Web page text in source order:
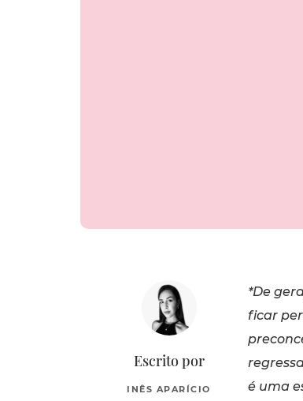
Escrito por
INÊS APARÍCIO
*De
ficar
é uma